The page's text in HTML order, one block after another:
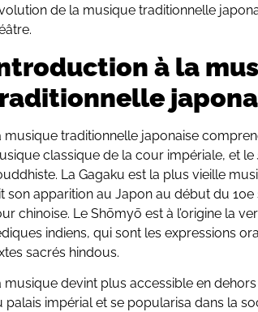
de la musique traditionnelle
à la
musique traditionnelle japonaise
classique de la cour impériale, et le
La Gagaku est la plus vieille
son apparition au Japon au début du
chinoise. Le Shōmyō est à l’origine la
indiens, qui sont les expressions
sacrés hindous.
musique devint plus accessible en
palais impérial et se popularisa dans la